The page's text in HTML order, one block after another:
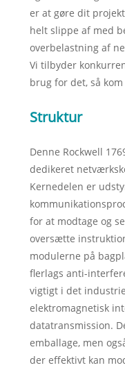
er at gøre dit
helt slippe af med
overbelastning af
Vi tilbyder
brug for det, så
Struktur
Denne Rockwell
dedikeret
Kernedelen er
for at modtage og
oversætte
modulerne på
flerlags anti-
vigtigt i det
elektromagnetisk
datatransmission.
emballage, men
der effektivt kan